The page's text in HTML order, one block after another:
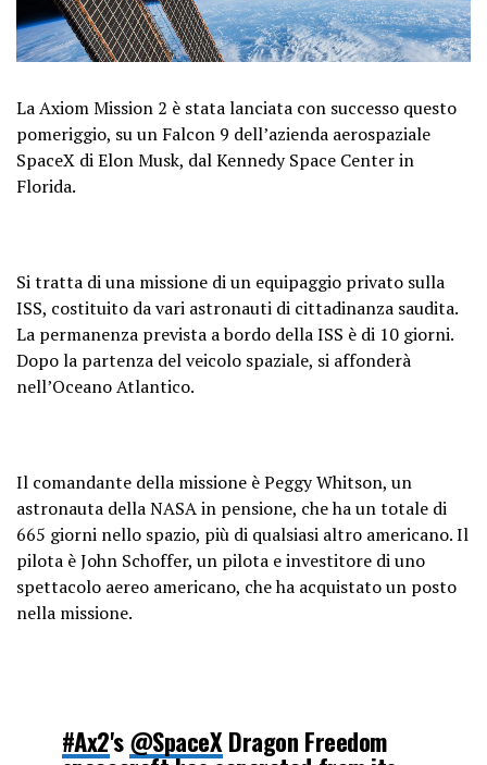
La Axiom Mission 2 è stata lanciata con successo questo
pomeriggio, su un Falcon 9 dell’azienda aerospaziale
SpaceX di Elon Musk, dal Kennedy Space Center in
Florida.
Si tratta di una missione di un equipaggio privato sulla
ISS, costituito da vari astronauti di cittadinanza saudita.
La permanenza prevista a bordo della ISS è di 10 giorni.
Dopo la partenza del veicolo spaziale, si affonderà
nell’Oceano Atlantico.
Il comandante della missione è Peggy Whitson, un
astronauta della NASA in pensione, che ha un totale di
665 giorni nello spazio, più di qualsiasi altro americano. Il
pilota è John Schoffer, un pilota e investitore di uno
spettacolo aereo americano, che ha acquistato un posto
nella missione.
#Ax2's@SpaceX Dragon Freedom